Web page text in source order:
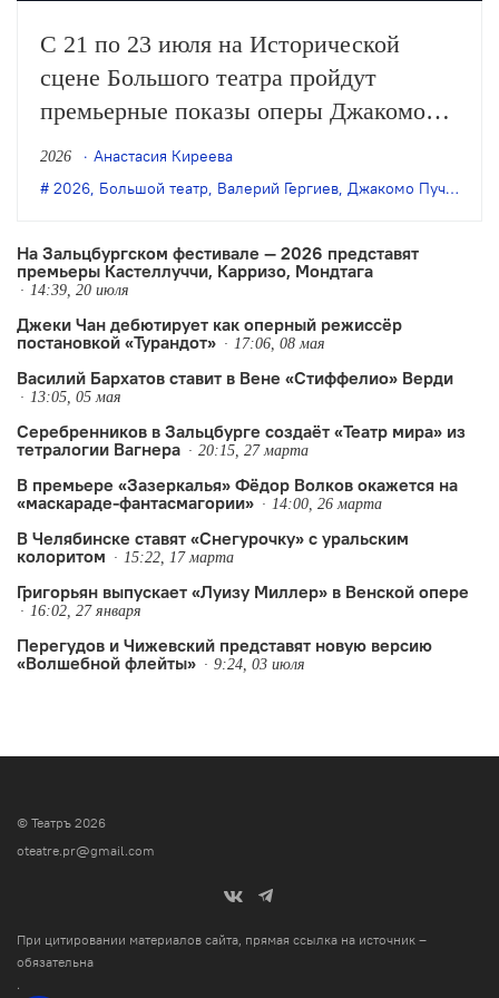
С 21 по 23 июля на Исторической
сцене Большого театра пройдут
премьерные показы оперы Джакомо
Пуччини «Мадам Баттерфляй» в
постановке Ксении Шостакович.
— Валерий Гергиев.
2026
Анастасия Киреева
2026, Большой театр, Валерий Гергиев, Джакомо Пуччини
На Зальцбургском фестивале — 2026 представят
премьеры Кастеллуччи, Карризо, Мондтага
14:39, 20 июля
Джеки Чан дебютирует как оперный режиссёр
постановкой «Турандот»
17:06, 08 мая
Василий Бархатов ставит в Вене «Стиффелио» Верди
13:05, 05 мая
Серебренников в Зальцбурге создаёт «Театр мира» из
тетралогии Вагнера
20:15, 27 марта
В премьере «Зазеркалья» Фёдор Волков окажется на
«маскараде-фантасмагории»
14:00, 26 марта
В Челябинске ставят «Снегурочку» с уральским
колоритом
15:22, 17 марта
Григорьян выпускает «Луизу Миллер» в Венской опере
16:02, 27 января
Перегудов и Чижевский представят новую версию
«Волшебной флейты»
9:24, 03 июля
© Театръ 2026
oteatre.pr@gmail.com
При цитировании материалов сайта, прямая ссылка на источник –
обязательна
.